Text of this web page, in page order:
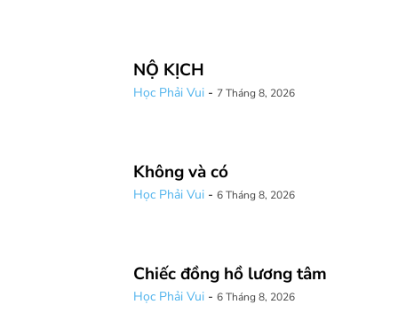
NỘ KỊCH
Học Phải Vui - 7 Tháng 8, 2026
Không và có
Học Phải Vui - 6 Tháng 8, 2026
Chiếc đồng hồ lương tâm
Học Phải Vui - 6 Tháng 8, 2026